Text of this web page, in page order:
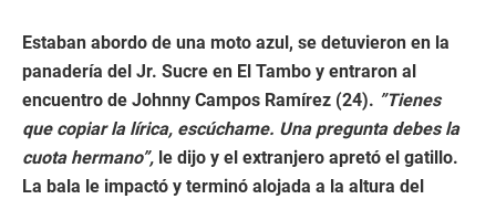
Estaban abordo de una moto azul, se detuvieron en la
panadería del Jr. Sucre en El Tambo y entraron al
encuentro de Johnny Campos Ramírez (24). ”Tienes
que copiar la lírica, escúchame. Una pregunta debes la
cuota hermano”, le dijo y el extranjero apretó el gatillo.
La bala le impactó y terminó alojada a la altura del